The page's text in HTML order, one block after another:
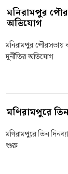
মনিরামপুর
অভিযোগ
মনিরামপুর পৌরসভায়
দুর্নীতির অভিযোগ
মণিরামপুরে
মণিরামপুরে তিন
শুরু